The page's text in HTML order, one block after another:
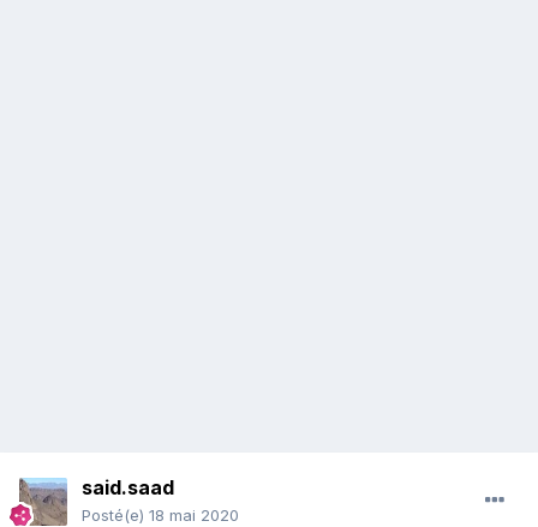
said.saad
Posté(e) 18 mai 2020